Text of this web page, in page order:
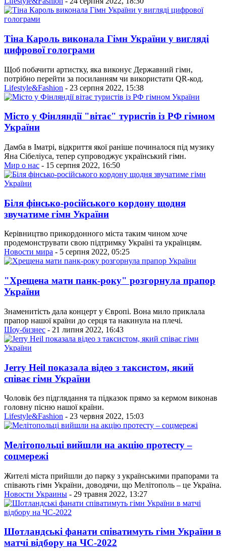
Тіна Кароль виконала Гімн України у вигляді
цифрової голограми
Щоб побачити артистку, яка виконує Державний гімн,
потрібно перейти за посиланням чи використати QR-код.
Lifestyle&Fashion - 23 серпня 2022, 15:38
Місто у Фінляндії "вітає" туристів із РФ гімном
України
Дамба в Іматрі, відкриття якої раніше починалося під музику
Яна Сібеліуса, тепер супроводжує український гімн.
Мир о нас - 15 серпня 2022, 16:50
Біля фінсько-російського кордону щодня
звучатиме гімн України
Керівництво прикордонного міста таким чином хоче
продемонструвати свою підтримку Україні та українцям.
Новости мира - 5 серпня 2022, 05:25
"Хрещена мати панк-року" розгорнула прапор
України
Знаменитість дала концерт у Європі. Вона мило приклала
прапор нашої країни до серця та накинула на плечі.
Шоу-бизнес - 21 липня 2022, 16:43
Jerry Heil показала відео з таксистом, який
співає гімн України
Чоловік без підглядання та підказок прямо за кермом виконав
головну пісню нашої країни.
Lifestyle&Fashion - 23 червня 2022, 15:03
Мелітопольці вийшли на акцію протесту –
соцмережі
Жителі міста прийшли до парку з українськими прапорами та
співають гімн України, доводячи, що Мелітополь – це Україна.
Новости Украины - 29 травня 2022, 13:27
Шотландські фанати співатимуть гімн України в
матчі відбору на ЧС-2022